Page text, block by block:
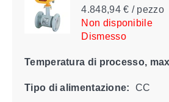
4.848,94 € / pezzo
Non disponibile
Dismesso
Temperatura di processo,
Tipo di alimentazione: CC